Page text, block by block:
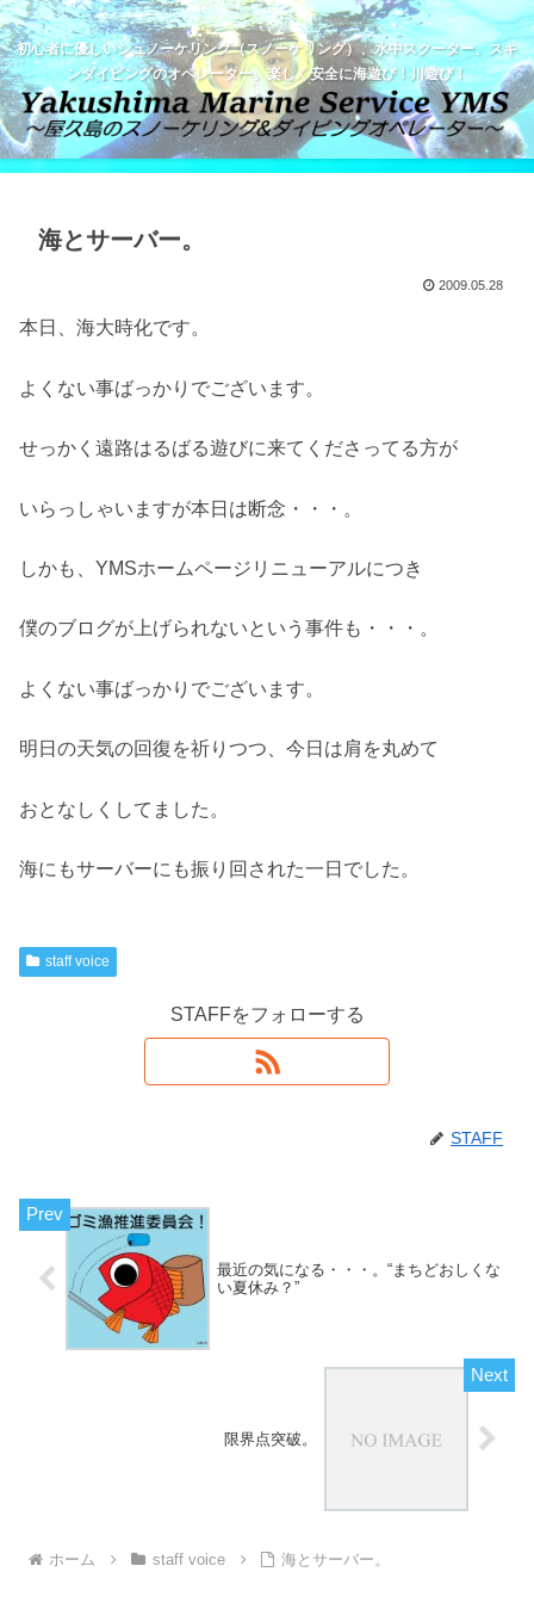
初心者に優しいシュノーケリング（スノーケリング）、水中スクーター、スキ
ンダイビングのオペレーター。楽しく安全に海遊び！川遊び！
海とサーバー。
2009.05.28
本日、海大時化です。
よくない事ばっかりでございます。
せっかく遠路はるばる遊びに来てくださってる方が
いらっしゃいますが本日は断念・・・。
しかも、YMSホームページリニューアルにつき
僕のブログが上げられないという事件も・・・。
よくない事ばっかりでございます。
明日の天気の回復を祈りつつ、今日は肩を丸めて
おとなしくしてました。
海にもサーバーにも振り回された一日でした。
staff voice
STAFFをフォローする
STAFF
最近の気になる・・・。“まちどおしくな
い夏休み？”
限界点突破。
ホーム staff voice 海とサーバー。